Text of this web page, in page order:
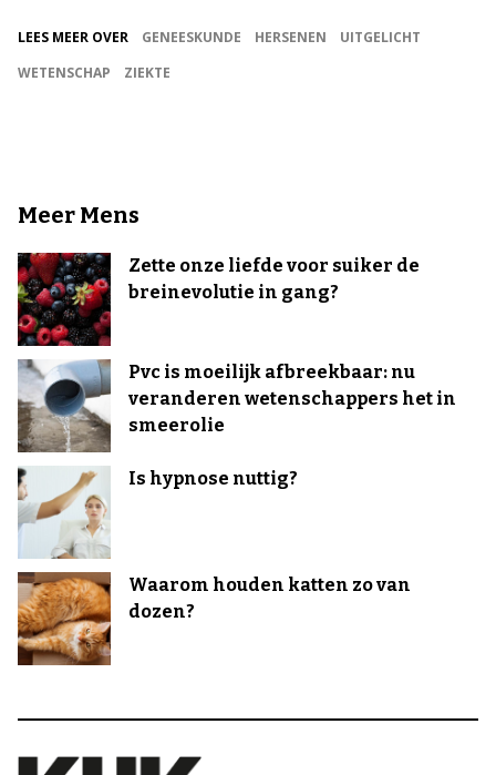
LEES MEER OVER GENEESKUNDE HERSENEN
UITGELICHT
WETENSCHAP
ZIEKTE
Meer Mens
Zette onze liefde voor suiker de
breinevolutie in gang?
Pvc is moeilijk afbreekbaar: nu
veranderen wetenschappers het in
smeerolie
Is hypnose nuttig?
Waarom houden katten zo van
dozen?